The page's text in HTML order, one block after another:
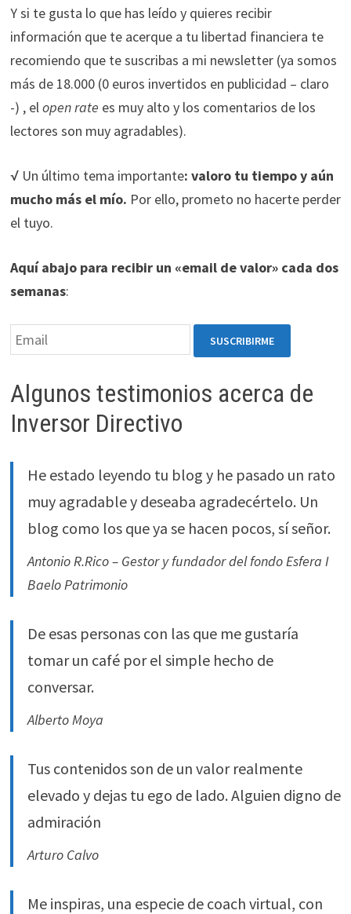
Y si te gusta lo que has leído y quieres recibir
información que te acerque a tu libertad financiera te
recomiendo que te suscribas a mi newsletter (ya somos
más de 18.000 (0 euros invertidos en publicidad – claro
-) , elopen rate es muy alto y los comentarios de los
lectores son muy agradables).
√ Un último tema importante: valoro tu tiempo y aún
mucho más el mío. Por ello, prometo no hacerte perder
el tuyo.
Aquí abajo para recibir un «email de valor» cada dos
semanas:
Algunos testimonios acerca de
Inversor Directivo
He estado leyendo tu blog y he pasado un rato
muy agradable y deseaba agradecértelo. Un
blog como los que ya se hacen pocos, sí señor.
Antonio R.Rico – Gestor y fundador del fondo Esfera I
Baelo Patrimonio
De esas personas con las que me gustaría
tomar un café por el simple hecho de
conversar.
Alberto Moya
Tus contenidos son de un valor realmente
elevado y dejas tu ego de lado. Alguien digno de
admiración
Arturo Calvo
Me inspiras, una especie de coach virtual, con